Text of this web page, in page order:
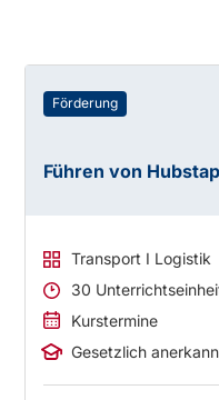
Förderung
Führen von
Transport I Logistik
30
Kurstermine
Gesetzlich